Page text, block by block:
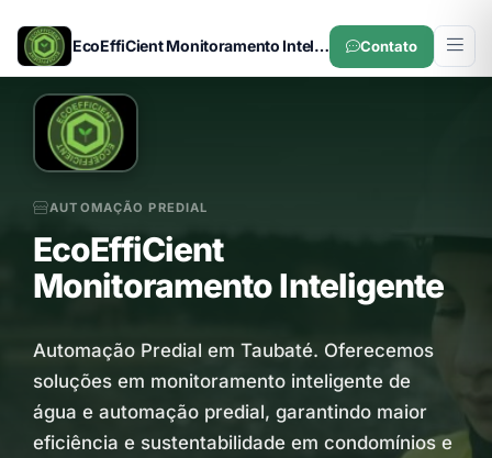
EcoEffiCient Monitoramento Inteligente Contato
AUTOMAÇÃO PREDIAL
EcoEffiCient
Monitoramento Inteligente
Automação Predial em Taubaté. Oferecemos
soluções em monitoramento inteligente de
água e automação predial, garantindo maior
eficiência e sustentabilidade em condomínios e